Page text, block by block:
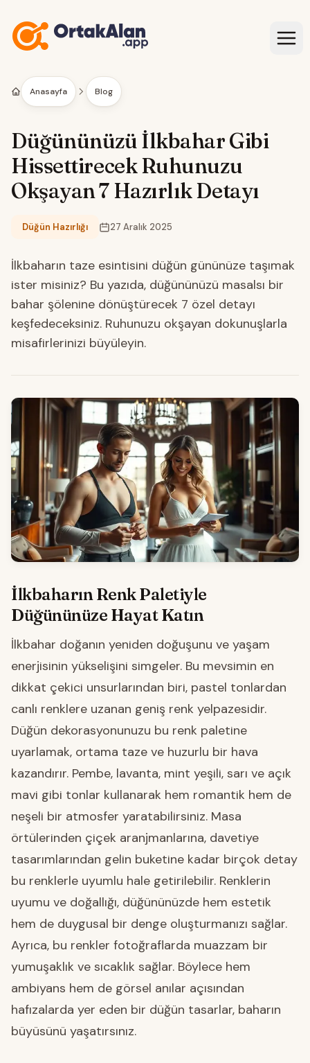
İçeriğe geç
Anasayfa Blog
Düğününüzü İlkbahar Gibi
Hissettirecek Ruhunuzu
Okşayan 7 Hazırlık Detayı
Kategori:
Düğün Hazırlığı 27 Aralık 2025
İlkbaharın taze esintisini düğün gününüze taşımak
ister misiniz? Bu yazıda, düğününüzü masalsı bir
bahar şölenine dönüştürecek 7 özel detayı
keşfedeceksiniz. Ruhunuzu okşayan dokunuşlarla
misafirlerinizi büyüleyin.
İlkbaharın Renk Paletiyle
Düğününüze Hayat Katın
İlkbahar doğanın yeniden doğuşunu ve yaşam
enerjisinin yükselişini simgeler. Bu mevsimin en
dikkat çekici unsurlarından biri, pastel tonlardan
canlı renklere uzanan geniş renk yelpazesidir.
Düğün dekorasyonunuzu bu renk paletine
uyarlamak, ortama taze ve huzurlu bir hava
kazandırır. Pembe, lavanta, mint yeşili, sarı ve açık
mavi gibi tonlar kullanarak hem romantik hem de
neşeli bir atmosfer yaratabilirsiniz. Masa
örtülerinden çiçek aranjmanlarına, davetiye
tasarımlarından gelin buketine kadar birçok detay
bu renklerle uyumlu hale getirilebilir. Renklerin
uyumu ve doğallığı, düğününüzde hem estetik
hem de duygusal bir denge oluşturmanızı sağlar.
Ayrıca, bu renkler fotoğraflarda muazzam bir
yumuşaklık ve sıcaklık sağlar. Böylece hem
ambiyans hem de görsel anılar açısından
hafızalarda yer eden bir düğün tasarlar, baharın
büyüsünü yaşatırsınız.